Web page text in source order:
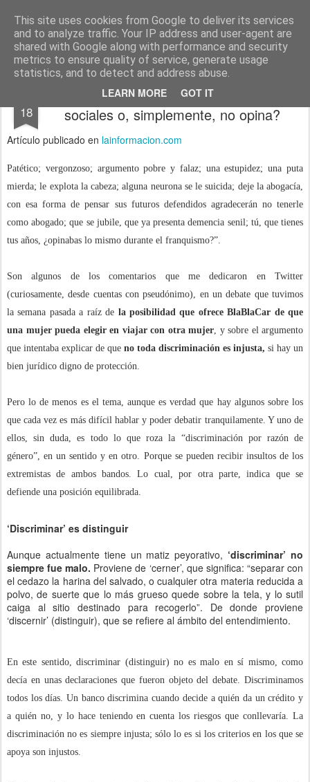
This site uses cookies from Google to deliver its services
and to analyze traffic. Your IP address and user-agent are
shared with Google along with performance and security
metrics to ensure quality of service, generate usage
statistics, and to detect and address abuse.
LEARN MORE GOT IT
menos tecnología y más pedagogía conceptos y reflexiones sobre la sociedad de la información
Pages
18
¿Por qué la gente abandona las redes
sociales o, simplemente, no opina?
Artículo publicado en lainformacion.com
Patético; vergonzoso; argumento pobre y falaz; una estupidez; una puta
mierda; le explota la cabeza; alguna neurona se le suicida; deje la abogacía,
con esa forma de pensar sus futuros defendidos agradecerán no tenerle
como abogado; que se jubile, que ya presenta demencia senil; tú, que tienes
tus años, ¿opinabas lo mismo durante el franquismo?”.
Son algunos de los comentarios que me dedicaron en Twitter
(curiosamente, desde cuentas con pseudónimo), en un debate que tuvimos
la semana pasada a raíz de la posibilidad que ofrece BlaBlaCar de que
una mujer pueda elegir en viajar con otra mujer, y sobre el argumento
que intentaba explicar de que no toda discriminación es injusta, si hay un
bien jurídico digno de protección.
Pero lo de menos es el tema, aunque es verdad que hay algunos sobre los
que cada vez es más difícil hablar y poder debatir tranquilamente. Y uno de
ellos, sin duda, es todo lo que roza la “discriminación por razón de
género”, en un sentido y en otro. Porque se pueden recibir insultos de los
extremistas de ambos bandos. Lo cual, por otra parte, indica que se
defiende una posición equilibrada.
‘Discriminar’ es distinguir
Aunque actualmente tiene un matiz peyorativo, ‘discriminar’ no
siempre fue malo. Proviene de ‘cerner’, que significa: “separar con
el cedazo la harina del salvado, o cualquier otra materia reducida a
polvo, de suerte que lo más grueso quede sobre la tela, y lo sutil
caiga al sitio destinado para recogerlo”. De donde proviene
‘discernir’ (distinguir), que se refiere al ámbito del entendimiento.
En este sentido, discriminar (distinguir) no es malo en sí mismo, como
decía en unas declaraciones que fueron objeto del debate. Discriminamos
todos los días. Un banco discrimina cuando decide a quién da un crédito y
a quién no, y lo hace teniendo en cuenta los riesgos que conllevaría. La
discriminación no es siempre injusta; sólo lo es si los criterios en los que se
apoya son injustos.